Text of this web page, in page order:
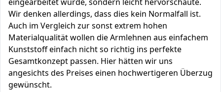
Wir denken allerdings, dass dies kein Normalfall ist.
Auch im Vergleich zur sonst extrem hohen
Materialqualität wollen die Armlehnen aus einfachem
Kunststoff einfach nicht so richtig ins perfekte
Gesamtkonzept passen. Hier hätten wir uns
angesichts des Preises einen hochwertigeren Überzug
gewünscht.